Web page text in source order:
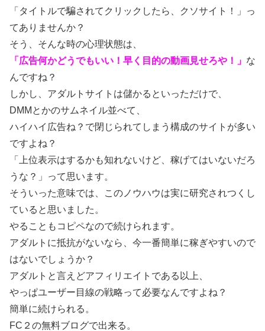
「タイトルで騙されてクリックしたら、クソサイト！」っ
てありませんか？
そう、そんな時の心理状態は、
「広告何かどうでもいい！早く目的の動画見せろや！」 な
んですね？
しかし、アダルトサイトは儲かるといっただけで、
DMMとかのサムネイル並べて、
ハイハイ広告ね？で閉じられてしまう構成のサイトが多い
ですよね？
「上位表示はするかも知れないけど、稼げてはいないだろ
うな？」って思います。
そういった意味では、このノウハウは実に研究されつくし
ていると思いました。
やることもコピペなので続けられます。
アダルトに抵抗がないなら、今一番簡単に稼ぎやすいので
はないでしょうか？
アダルトと言えどアフィリエイトである以上、
やっぱユーザー目線の戦略って必要なんですよね？
簡単に続けられる。
FC２の無料ブログで出来る。